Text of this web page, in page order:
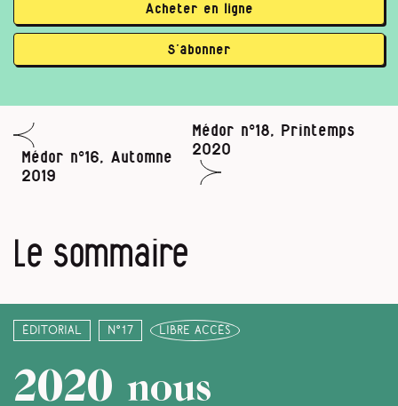
Acheter en ligne
S’abonner
Médor n°16, Automne
2019
Médor n°18, Printemps
2020
Le sommaire
Éditorial N°17 libre accès
2020 nous